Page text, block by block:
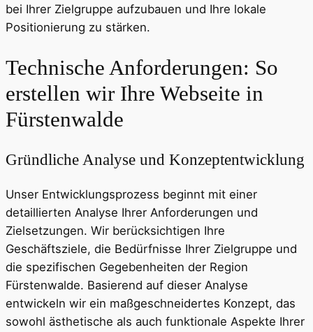
bei Ihrer Zielgruppe aufzubauen und Ihre lokale
Positionierung zu stärken.
Technische Anforderungen: So
erstellen wir Ihre Webseite in
Fürstenwalde
Gründliche Analyse und Konzeptentwicklung
Unser Entwicklungsprozess beginnt mit einer
detaillierten Analyse Ihrer Anforderungen und
Zielsetzungen. Wir berücksichtigen Ihre
Geschäftsziele, die Bedürfnisse Ihrer Zielgruppe und
die spezifischen Gegebenheiten der Region
Fürstenwalde. Basierend auf dieser Analyse
entwickeln wir ein maßgeschneidertes Konzept, das
sowohl ästhetische als auch funktionale Aspekte Ihrer